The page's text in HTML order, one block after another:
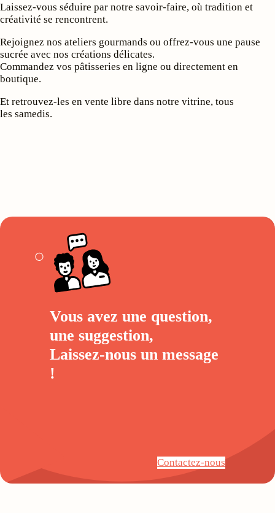
​​​Laissez-vous séduire par notre savoir-faire, où tradition et
créativité se rencontrent.
Rejoignez nos ateliers gourmands ou offrez-vous une pause
sucrée avec nos créations délicates.
Commandez vos pâtisseries en ligne ou directement en
boutique.
Et retrouvez-les en vente libre dans notre vitrine, tous
les samedis.
Vous avez une question,
une suggestion,
Laissez-nous un message
!
Contactez-nous